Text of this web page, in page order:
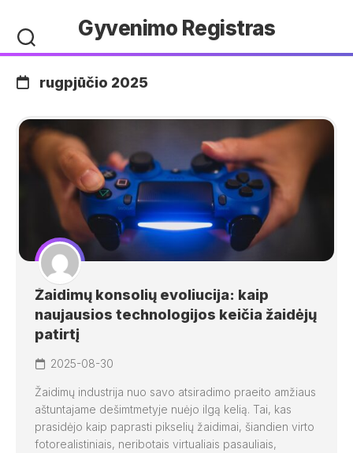
content
Gyvenimo Registras
rugpjūčio 2025
Žaidimų konsolių evoliucija: kaip
naujausios technologijos keičia žaidėjų
patirtį
2025-08-30
Žaidimų industrija nuo savo atsiradimo praeito amžiaus
aštuntajame dešimtmetyje nuėjo ilgą kelią. Tai, kas
prasidėjo kaip paprasti pikselių žaidimai, šiandien virto
fotorealistiniais, neribotais virtualiais pasauliais,